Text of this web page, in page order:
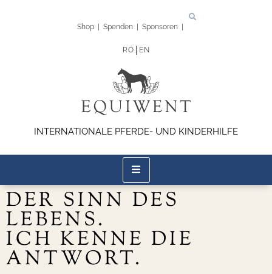
Shop Spenden Sponsoren
INTERNATIONALE PFERDE- UND KINDERHILFE
RO EN
DER SINN DES
LEBENS.
ICH KENNE DIE
ANTWORT.